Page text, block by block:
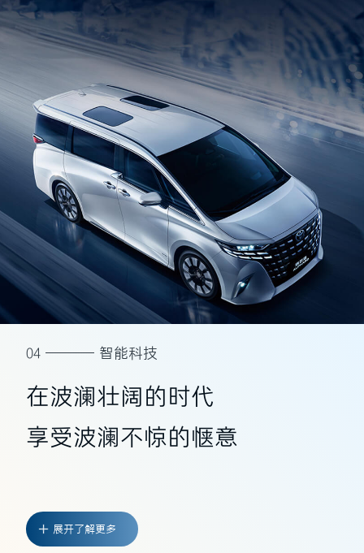
展开了解更多
04 智能科技
在波澜壮阔的时代
享受波澜不惊的惬意